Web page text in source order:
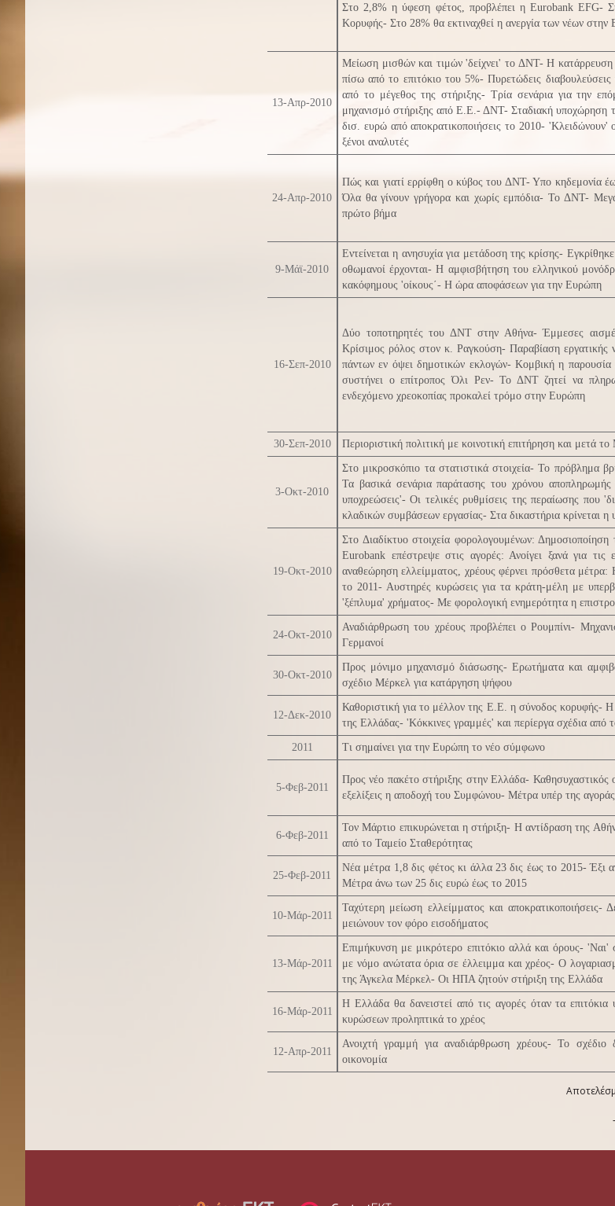
Στο 2,8% η ύφεση φέτος, προβλέπει η Eurobank EFG-
Κορυφής- Στο 28% θα εκτιναχθεί η ανεργία των νέων
13-Απρ-2010
Μείωση μισθών και τιμών 'δείχνει' το ΔΝΤ- Η κατάρρευση
πίσω από το επιτόκιο του 5%- Πυρετώδεις
από το μέγεθος της στήριξης- Τρία σενάρια για την
μηχανισμό στήριξης από Ε.Ε.- ΔΝΤ- Σταδιακή υποχώρηση
δισ. ευρώ από αποκρατικοποιήσεις το 2010- 'Κλειδώνουν'
ξένοι αναλυτές
24-Απρ-2010
Πώς και γιατί ερρίφθη ο κύβος του ΔΝΤ- Υπο κηδεμονία
Όλα θα γίνουν γρήγορα και χωρίς εμπόδια- Το ΔΝΤ-
πρώτο βήμα
9-Μάϊ-2010
Εντείνεται η ανησυχία για μετάδοση της κρίσης-
οθωμανοί έρχονται- Η αμφισβήτηση του ελληνικού
κακόφημους 'οίκους΄- Η ώρα αποφάσεων για την Ευρώπη
16-Σεπ-2010
Δύο τοποτηρητές του ΔΝΤ στην Αθήνα- Έμμεσες
Κρίσιμος ρόλος στον κ. Ραγκούση- Παραβίαση
πάντων εν όψει δημοτικών εκλογών- Κομβική η
συστήνει ο επίτροπος Όλι Ρεν- Το ΔΝΤ ζητεί να
ενδεχόμενο χρεοκοπίας προκαλεί τρόμο στην Ευρώπη
30-Σεπ-2010 Περιοριστική πολιτική με κοινοτική επιτήρηση και μετά
3-Οκτ-2010
Στο μικροσκόπιο τα στατιστικά στοιχεία- Το πρόβλημα
Τα βασικά σενάρια παράτασης του χρόνου
υποχρεώσεις'- Οι τελικές ρυθμίσεις της περαίωσης που
κλαδικών συμβάσεων εργασίας- Στα δικαστήρια κρίνεται
19-Οκτ-2010
Στο Διαδίκτυο στοιχεία φορολογουμένων:
Eurobank επέστρεψε στις αγορές: Ανοίγει ξανά για τις
αναθεώρηση ελλείμματος, χρέους φέρνει πρόσθετα
το 2011- Αυστηρές κυρώσεις για τα κράτη-μέλη με
'ξέπλυμα' χρήματος- Με φορολογική ενημερότητα η
24-Οκτ-2010
Αναδιάρθρωση του χρέους προβλέπει ο Ρουμπίνι-
Γερμανοί
30-Οκτ-2010
Προς μόνιμο μηχανισμό διάσωσης- Ερωτήματα και
σχέδιο Μέρκελ για κατάργηση ψήφου
12-Δεκ-2010
Καθοριστική για το μέλλον της Ε.Ε. η σύνοδος
της Ελλάδας- 'Κόκκινες γραμμές' και περίεργα σχέδια από
2011 Τι σημαίνει για την Ευρώπη το νέο σύμφωνο
5-Φεβ-2011
Προς νέο πακέτο στήριξης στην Ελλάδα- Καθησυχαστικός
εξελίξεις η αποδοχή του Συμφώνου- Μέτρα υπέρ της
6-Φεβ-2011
Τον Μάρτιο επικυρώνεται η στήριξη- Η αντίδραση της
από το Ταμείο Σταθερότητας
25-Φεβ-2011
Νέα μέτρα 1,8 δις φέτος κι άλλα 23 δις έως το 2015- Έξι
Μέτρα άνω των 25 δις ευρώ έως το 2015
10-Μάρ-2011
Ταχύτερη μείωση ελλείμματος και
μειώνουν τον φόρο εισοδήματος
13-Μάρ-2011
Επιμήκυνση με μικρότερο επιτόκιο αλλά και όρους-
με νόμο ανώτατα όρια σε έλλειμμα και χρέος- Ο
της Άγκελα Μέρκελ- Οι ΗΠΑ ζητούν στήριξη της Ελλάδα
16-Μάρ-2011
Η Ελλάδα θα δανειστεί από τις αγορές όταν τα
κυρώσεων προληπτικά το χρέος
12-Απρ-2011
Ανοιχτή γραμμή για αναδιάρθρωση χρέους- Το σχέδιο
οικονομία